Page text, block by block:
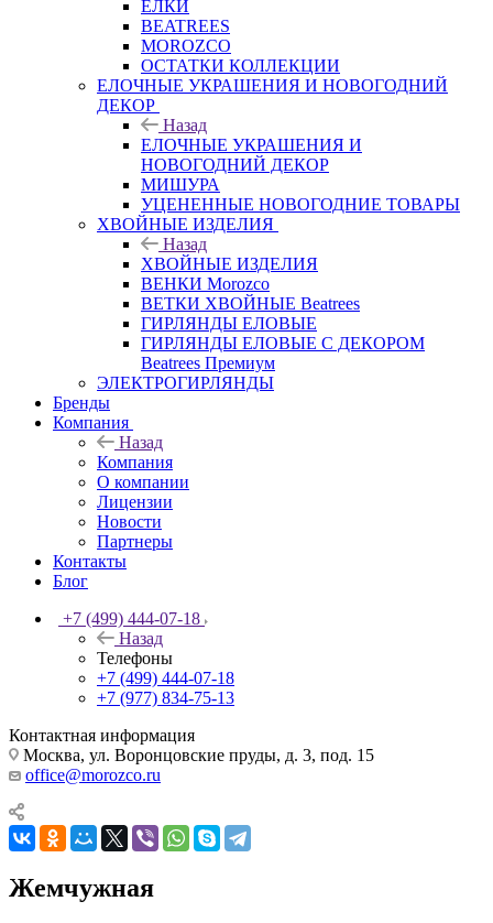
ЕЛКИ
BEATREES
MOROZCO
ОСТАТКИ КОЛЛЕКЦИИ
ЕЛОЧНЫЕ УКРАШЕНИЯ И НОВОГОДНИЙ
ДЕКОР
Назад
ЕЛОЧНЫЕ УКРАШЕНИЯ И
НОВОГОДНИЙ ДЕКОР
МИШУРА
УЦЕНЕННЫЕ НОВОГОДНИЕ ТОВАРЫ
ХВОЙНЫЕ ИЗДЕЛИЯ
Назад
ХВОЙНЫЕ ИЗДЕЛИЯ
ВЕНКИ Morozco
ВЕТКИ ХВОЙНЫЕ Beatrees
ГИРЛЯНДЫ ЕЛОВЫЕ
ГИРЛЯНДЫ ЕЛОВЫЕ С ДЕКОРОМ
Beatrees Премиум
ЭЛЕКТРОГИРЛЯНДЫ
Бренды
Компания
Назад
Компания
О компании
Лицензии
Новости
Партнеры
Контакты
Блог
+7 (499) 444-07-18
Назад
Телефоны
+7 (499) 444-07-18
+7 (977) 834-75-13
Контактная информация
Москва, ул. Воронцовские пруды, д. 3, под. 15
office@morozco.ru
Жемчужная